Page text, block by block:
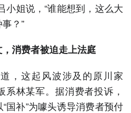
小姐说，“谁能想到，这么大
？”
消费者被迫走上法庭
，这起风波涉及的原川家
系林某军。据消费者投诉，
国补”为噱头诱导消费者预付